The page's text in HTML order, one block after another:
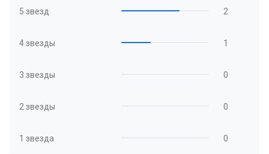
5 звезд 2
4 звезды 1
3 звезды 0
2 звезды 0
1 звезда 0